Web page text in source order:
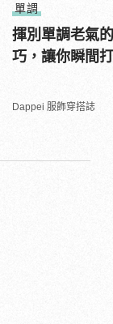
單調
揮別單調老氣
巧，讓你瞬間
Dappei 服飾穿搭誌